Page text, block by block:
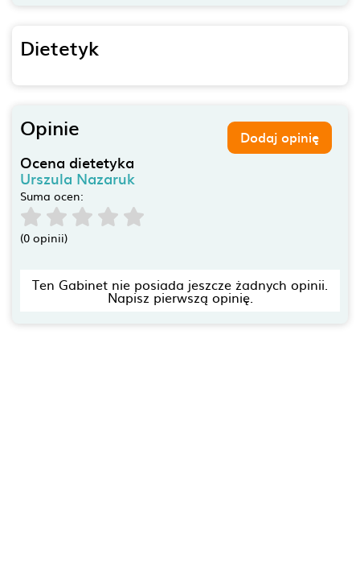
Dietetyk
Opinie Dodaj opinię
Ocena dietetyka
Urszula Nazaruk
Suma ocen:
(0 opinii)
Ten Gabinet nie posiada jeszcze żadnych opinii.
Napisz pierwszą opinię.